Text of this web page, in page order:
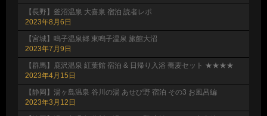
【長野】釜沼温泉 大喜泉 宿泊 読者レポ
2023年8月6日
【宮城】鳴子温泉郷 東鳴子温泉 旅館大沼
2023年7月9日
【群馬】鹿沢温泉 紅葉館 宿泊 & 日帰り入浴 蕎麦セット ★★★★
2023年4月15日
【静岡】湯ヶ島温泉 谷川の湯 あせび野 宿泊 その3 お風呂編
2023年3月12日